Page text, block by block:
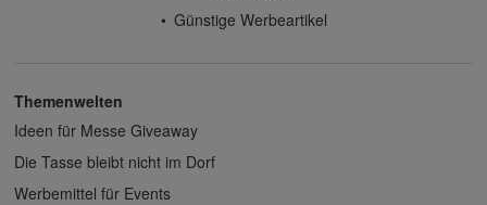
Günstige Werbeartikel
Themenwelten
Ideen für Messe Giveaway
Die Tasse bleibt nicht im Dorf
Werbemittel für Events